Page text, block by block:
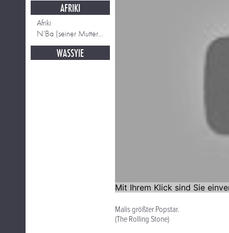
AFRIKI
Afriki
N'Ba (seiner Mutter gewidmet)
WASSYIE
Malis größter Popstar.
(The Rolling Stone)